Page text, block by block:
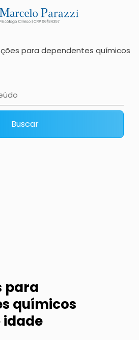
para
para dependentes químicos
Buscar
para
químicos
idade